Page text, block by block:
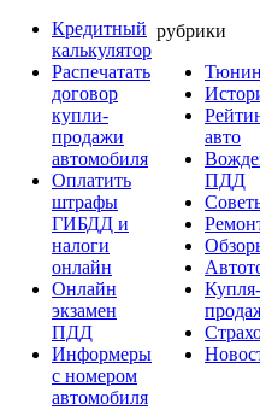
Кредитный
калькулятор
Распечатать
договор
купли-
продажи
автомобиля
Оплатить
штрафы
ГИБДД и
налоги
онлайн
Онлайн
экзамен
ПДД
Информеры
с номером
автомобиля
рубрики
авто
ПДД
Купля-